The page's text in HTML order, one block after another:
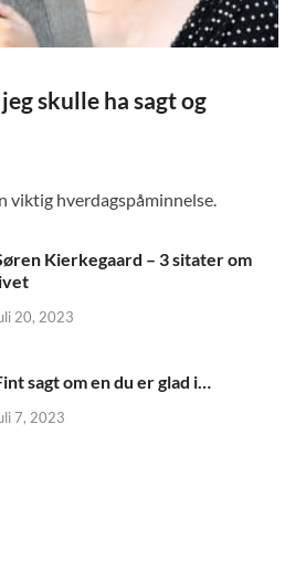
skulle ha sagt og
viktig hverdagspåminnelse.
Kierkegaard – 3 sitater om
20, 2023
sagt om en du er glad i…
7, 2023